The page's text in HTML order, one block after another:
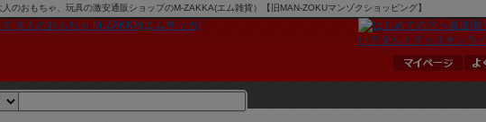
のおもちゃ、玩具の激安通販ショップのM-ZAKKA(エム雑貨）【旧MAN-ZOKUマンゾクショッピング】